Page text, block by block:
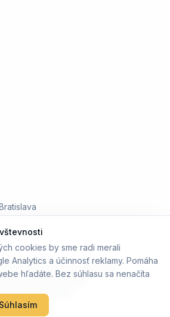
Všetky práva vyhradené.
osobných údajov
cookies by sme radi merali
Analytics a účinnosť reklamy. Pomáha
hľadáte. Bez súhlasu sa nenačíta
Súhlasím